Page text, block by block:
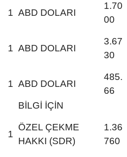
1 ABD DOLARI
1.70
00
1 ABD DOLARI
3.67
30
1 ABD DOLARI
485.
66
BİLGİ İÇİN
1
ÖZEL ÇEKME
HAKKI (SDR)
1.36
760